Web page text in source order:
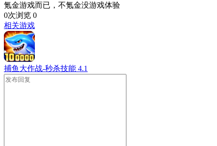
氪金游戏而已，不氪金没游戏体验
0次浏览 0
相关游戏
捕鱼大作战-秒杀技能 4.1